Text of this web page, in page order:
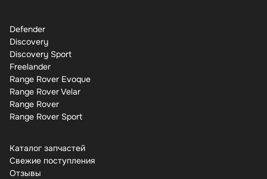
Defender
Discovery
Discovery Sport
Freelander
Range Rover Evoque
Range Rover Velar
Range Rover
Range Rover Sport
Каталог запчастей
Свежие поступления
Отзывы